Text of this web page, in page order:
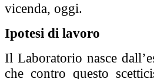
vicenda, oggi.
Ipotesi di lavoro
Il Laboratorio nasce
che contro questo